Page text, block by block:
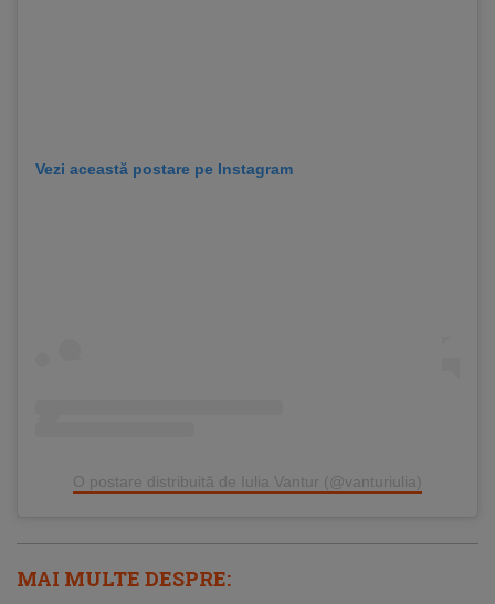
Vezi această postare pe Instagram
O postare distribuită de Iulia Vantur (@vanturiulia)
MAI MULTE DESPRE: